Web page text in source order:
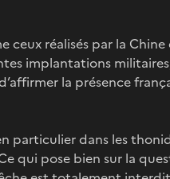
ceux réalisés par la Chine
implantations
la présence
particulier dans les
qui pose bien sur la